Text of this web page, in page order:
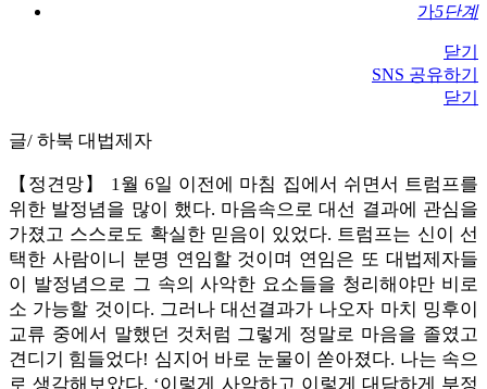
가5단계
닫기
SNS 공유하기
닫기
글/ 하북 대법제자
【정견망】 1월 6일 이전에 마침 집에서 쉬면서 트럼프를
위한 발정념을 많이 했다. 마음속으로 대선 결과에 관심을
가졌고 스스로도 확실한 믿음이 있었다. 트럼프는 신이 선
택한 사람이니 분명 연임할 것이며 연임은 또 대법제자들
이 발정념으로 그 속의 사악한 요소들을 청리해야만 비로
소 가능할 것이다. 그러나 대선결과가 나오자 마치 밍후이
교류 중에서 말했던 것처럼 그렇게 정말로 마음을 졸였고
견디기 힘들었다! 심지어 바로 눈물이 쏟아졌다. 나는 속으
로 생각해보았다. ‘이렇게 사악하고 이렇게 대담하게 부정